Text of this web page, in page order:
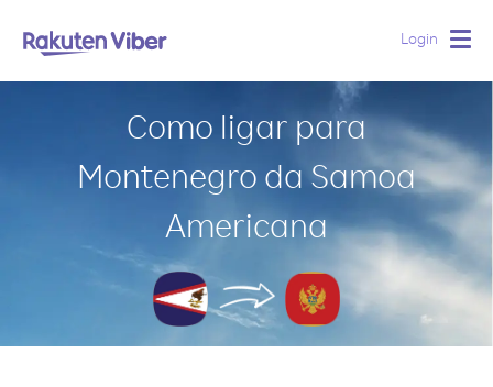
Login
Como ligar para
Montenegro da Samoa
Americana